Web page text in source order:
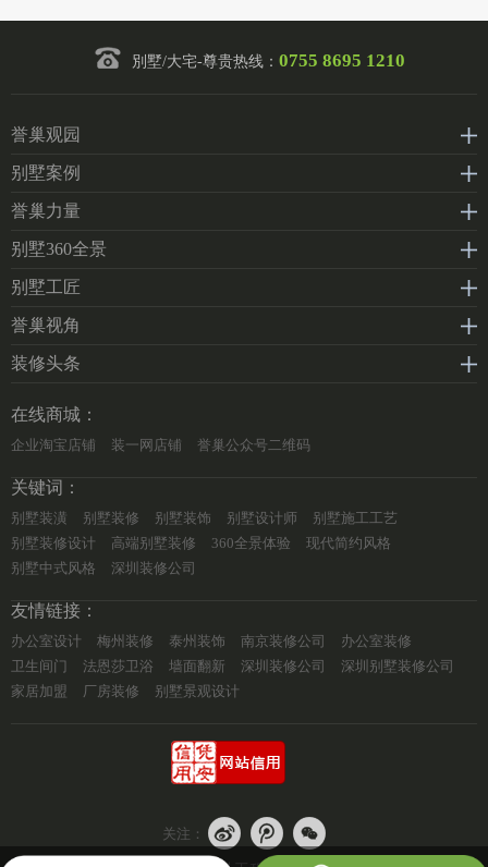
別墅/大宅-尊贵热线： 0755 8695 1210
誉巢观园
别墅案例
誉巢力量
别墅360全景
别墅工匠
誉巢视角
装修头条
在线商城：
企业淘宝店铺 装一网店铺 誉巢公众号二维码
关键词：
别墅装潢 别墅装修 别墅装饰 别墅设计师
别墅施工工艺
别墅装修设计
高端别墅装修 360全景体验
现代简约风格
别墅中式风格
深圳装修公司
友情链接：
办公室设计 梅州装修 泰州装饰 南京装修公司
办公室装修
卫生间门
法恩莎卫浴 墙面翻新 深圳装修公司
深圳别墅装修公司
家居加盟
厂房装修 别墅景观设计
关注：